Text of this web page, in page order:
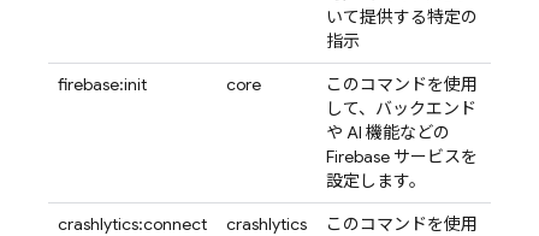
いて提供する特定の
指示
firebase:init
core
このコマンドを使用
して、バックエンド
や AI 機能などの
Firebase サービスを
設定します。
crashlytics:connect
crashlytics
このコマンドを使用